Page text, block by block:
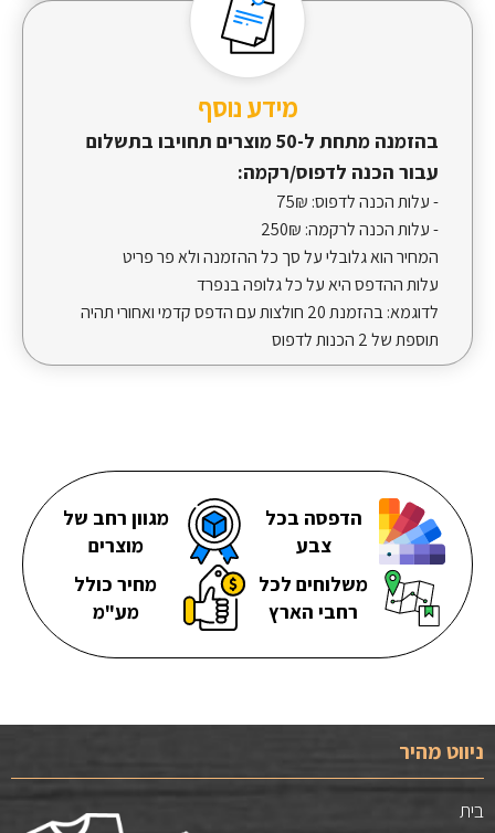
מידע נוסף
בהזמנה מתחת ל-50 מוצרים תחויבו בתשלום
עבור הכנה לדפוס/רקמה:
- עלות הכנה לדפוס:
- עלות הכנה לרקמה:
המחיר הוא גלובלי על סך כל ההזמנה ולא פר פריט
עלות ההדפס היא על כל גלופה בנפרד
לדוגמא: בהזמנת 20 חולצות עם הדפס קדמי ואחורי תהיה
תוספת של 2 הכנות לדפוס
הדפסה בכל
צבע
מגוון רחב של
מוצרים
משלוחים לכל
רחבי הארץ
מחיר כולל
מע"מ
ניווט מהיר
בית